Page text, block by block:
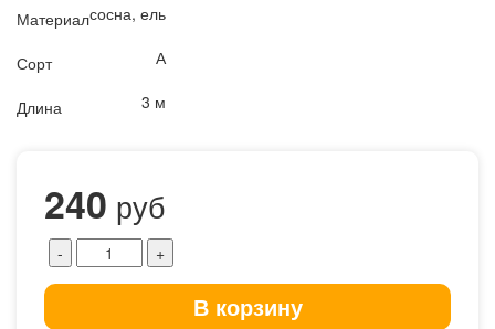
240 руб
В корзину
Материалсосна, ель
Сорт А
Длина 3 м